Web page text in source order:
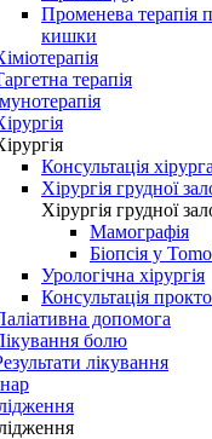
Променева терапія
кишки
терапія
Консультація
Хірургія грудної
Хірургія грудної
Мамографія
Біопсія у
Урологічна хірургія
Консультація
допомога
болю
лікування